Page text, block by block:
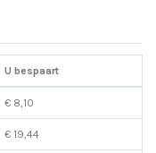
U bespaart
€ 8,10
€ 19,44